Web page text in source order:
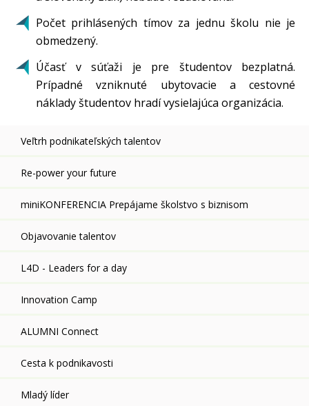
Počet prihlásených tímov za jednu školu nie je
obmedzený.
Účasť v súťaži je pre študentov bezplatná.
Prípadné vzniknuté ubytovacie a cestovné
náklady študentov hradí vysielajúca organizácia.
Veľtrh podnikateľských talentov
Re-power your future
miniKONFERENCIA Prepájame školstvo s biznisom
Objavovanie talentov
L4D - Leaders for a day
Innovation Camp
ALUMNI Connect
Cesta k podnikavosti
Mladý líder